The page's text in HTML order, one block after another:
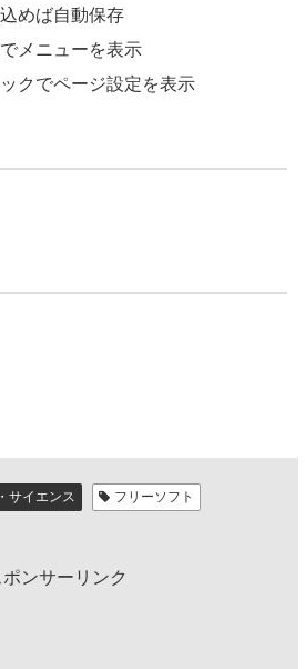
めば自動保存
メニューを表示
クでページ設定を表示
サイエンス
フリーソフト
ポンサーリンク